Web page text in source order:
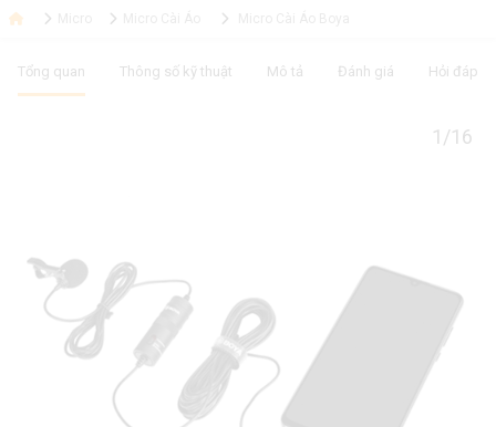
Tổng quan Thông số kỹ thuật Mô tả Đánh giá Hỏi đáp
1/16